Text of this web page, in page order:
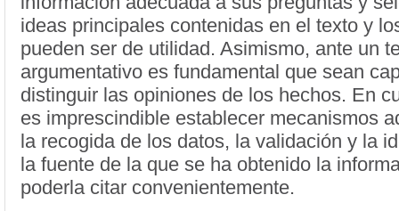
ideas principales contenidas en el texto y
pueden ser de utilidad. Asimismo, ante un
argumentativo es fundamental que sean
distinguir las opiniones de los hechos. En
es imprescindible establecer mecanismos
la recogida de los datos, la validación y la
la fuente de la que se ha obtenido la
poderla citar convenientemente.